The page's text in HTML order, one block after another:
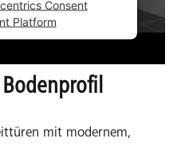
mit modernem,
Consent
Platform